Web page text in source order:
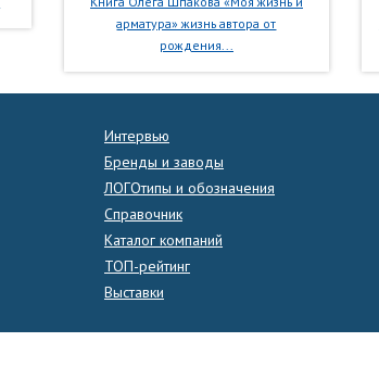
арматура» жизнь автора от
рождения...
Интервью
Бренды и заводы
ЛОГОтипы и обозначения
Справочник
Каталог компаний
ТОП-рейтинг
Выставки